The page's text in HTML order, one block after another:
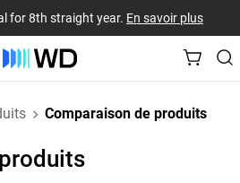
for 8th straight year. En savoir plus
Comparaison de produits